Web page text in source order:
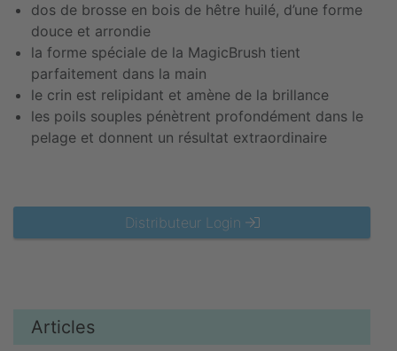
dos de brosse en bois de hêtre huilé, d’une forme
douce et arrondie
la forme spéciale de la MagicBrush tient
parfaitement dans la main
le crin est relipidant et amène de la brillance
les poils souples pénètrent profondément dans le
pelage et donnent un résultat extraordinaire
Distributeur Login
Articles